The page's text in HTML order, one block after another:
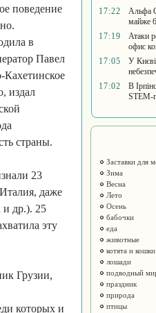
поведение
в
Павел
Кахетинское
издал
страны.
23
даже
и др.). 25
эту
Грузии,
которых и
17:22
Альфа
майже
17:19
Атаки
офис
17:05
У
17:02
В
STEM-
Заставки для
Зима
Весна
Лето
Осень
бабочки
еда
животные
котята и кошки
лошади
подводный
праздник
природа
птицы